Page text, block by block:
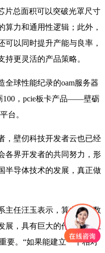
片总面积可以突破光罩尺寸
算力和通用性逻辑；此外，
以同时提升产能与良率，
更灵活的产品策略。
全球性能纪录的oam服务器
，pcie板卡产品——壁砺
台。
，壁仞科技开发者云也已经
各界开发者的共同努力，形
半导体技术的发展，真正做
主任汪玉表示，算力对于数
展，具有巨大的作用。建立
要。“如果能建立一个相对